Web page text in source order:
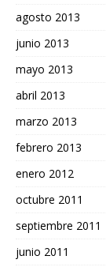
agosto 2013
junio 2013
mayo 2013
abril 2013
marzo 2013
febrero 2013
enero 2012
octubre 2011
septiembre 2011
junio 2011